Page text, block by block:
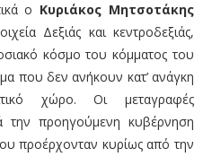
ο Κυριάκος Μητσοτάκης
Δεξιάς και κεντροδεξιάς,
κόσμο του κόμματος του
που δεν ανήκουν κατ’ ανάγκη
χώρο. Οι μεταγραφές
την προηγούμενη κυβέρνηση
προέρχονταν κυρίως από την